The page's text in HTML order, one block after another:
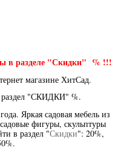
в разделе "Скидки" % !!!
магазине ХитСад.
раздел "СКИДКИ" %.
Яркая садовая мебель из
фигуры, скульптуры
в раздел "Скидки": 20%,